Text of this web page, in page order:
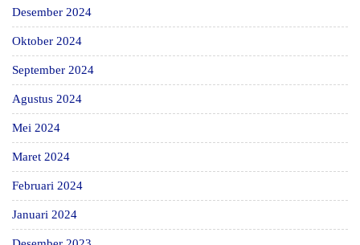
Desember 2024
Oktober 2024
September 2024
Agustus 2024
Mei 2024
Maret 2024
Februari 2024
Januari 2024